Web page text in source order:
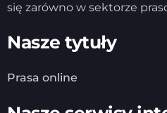
się zarówno w sektorze
Nasze tytuły
Prasa online